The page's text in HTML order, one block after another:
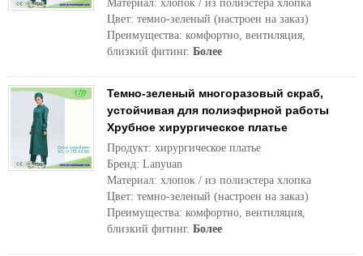
Материал: хлопок / из полиэстера хлопка
Цвет: темно-зеленый (настроен на заказ)
Преимущества: комфортно, вентиляция,
близкий фитинг. Более
Темно-зеленый многоразовый скраб,
устойчивая для полиэфирной работы
Хрубное хирургическое платье
Продукт: хирургическое платье
Бренд: Lanyuan
Материал: хлопок / из полиэстера хлопка
Цвет: темно-зеленый (настроен на заказ)
Преимущества: комфортно, вентиляция,
близкий фитинг. Более